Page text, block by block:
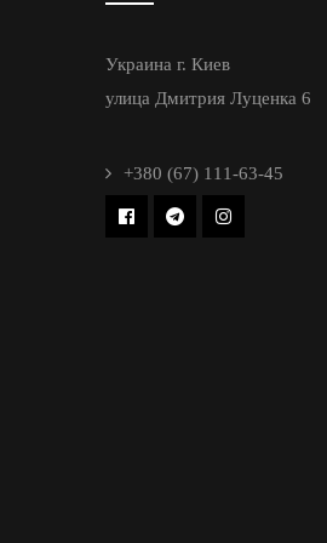
Украина г. Киев
улица Дмитрия Луценка 6
+380 (67) 111-63-45